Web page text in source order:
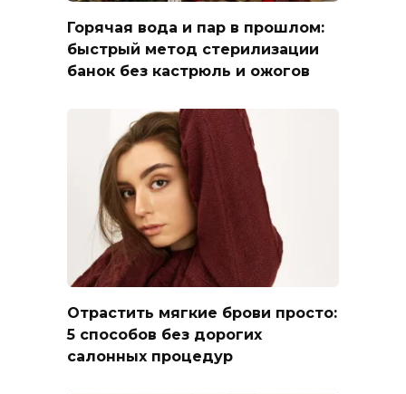
Горячая вода и пар в прошлом:
быстрый метод стерилизации
банок без кастрюль и ожогов
Отрастить мягкие брови просто:
5 способов без дорогих
салонных процедур